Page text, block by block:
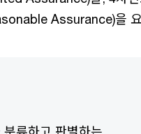
Assurance)을